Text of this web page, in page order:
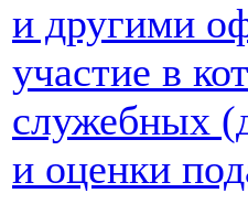
и другими
участие в
служебных
и оценки